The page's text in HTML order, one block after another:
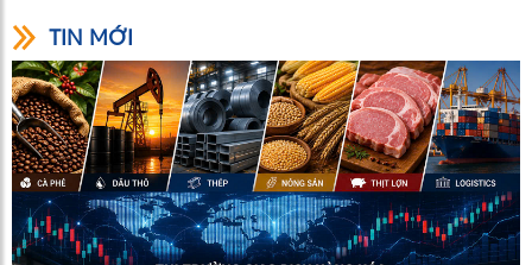
TIN MỚI